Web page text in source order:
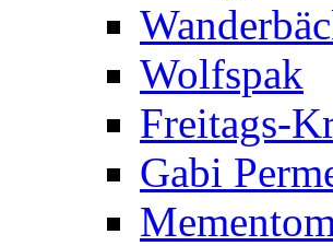
Wolfspak
Freitags-
Gabi